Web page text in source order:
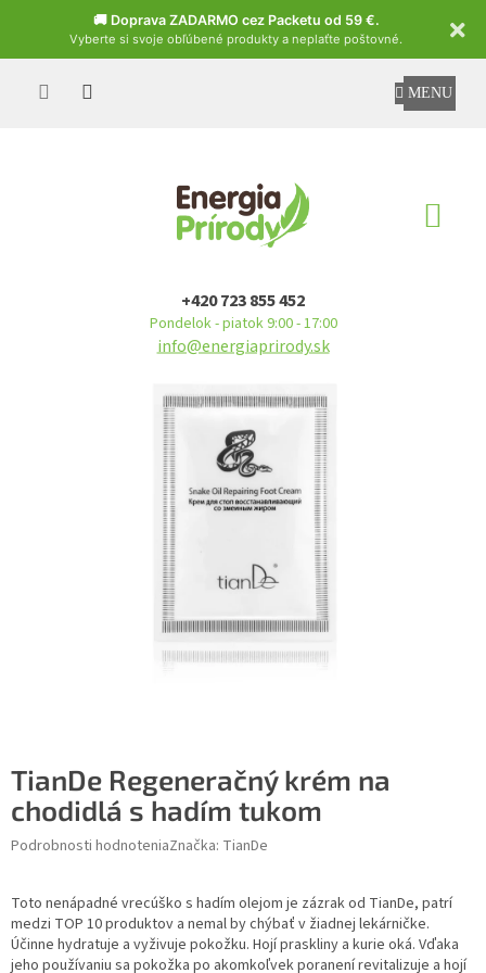
🚚 Doprava ZADARMO cez Packetu od 59 €.
Vyberte si svoje obľúbené produkty a neplaťte poštovné.
Czech
+420 723 855 452
Pondelok - piatok 9:00 - 17:00
info@energiaprirody.sk
TianDe Regeneračný krém na
chodidlá s hadím tukom
Podrobnosti hodnoteniaZnačka: TianDe
Toto nenápadné vrecúško s hadím olejom je zázrak od TianDe, patrí
medzi TOP 10 produktov a nemal by chýbať v žiadnej lekárničke.
Účinne hydratuje a vyživuje pokožku. Hojí praskliny a kurie oká. Vďaka
jeho používaniu sa pokožka po akomkoľvek poranení revitalizuje a hojí